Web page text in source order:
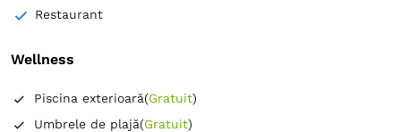
Restaurant
Wellness
Piscina exterioară(Gratuit)
Umbrele de plajă(Gratuit)